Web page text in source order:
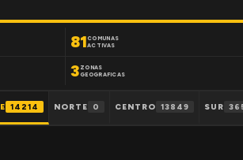
81 COMUNAS
ACTIVAS
3 ZONAS
GEOGRAFICAS
14214 NORTE 0 CENTRO 13849 SUR